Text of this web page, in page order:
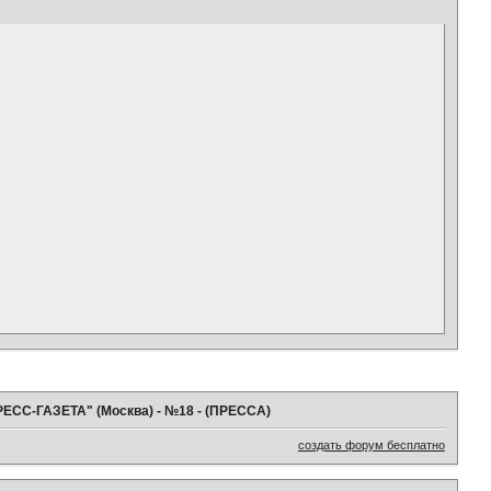
ГАЗЕТА" (Москва) - №18 - (ПРЕССА)
создать форум бесплатно